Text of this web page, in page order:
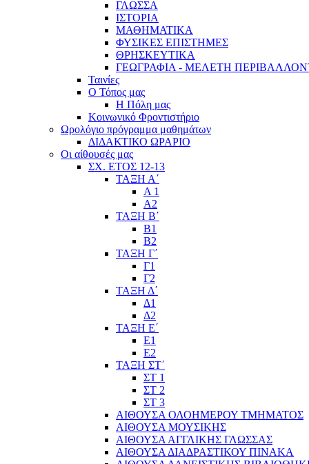
ΓΛΩΣΣΑ
ΙΣΤΟΡΙΑ
ΜΑΘΗΜΑΤΙΚΑ
ΦΥΣΙΚΕΣ ΕΠΙΣΤΗΜΕΣ
ΘΡΗΣΚΕΥΤΙΚΑ
ΓΕΩΓΡΑΦΙΑ - ΜΕΛΕΤΗ
Ταινίες
Ο Τόπος μας
Η Πόλη μας
Κοινωνικό Φροντιστήριο
Ωρολόγιο πρόγραμμα μαθημάτων
ΔΙΔΑΚΤΙΚΟ ΩΡΑΡΙΟ
Οι αίθουσές μας
ΣΧ. ΕΤΟΣ 12-13
ΤΑΞΗ Α΄
Α 1
Α2
ΤΑΞΗ Β΄
Β1
Β2
ΤΑΞΗ Γ΄
Γ1
Γ2
ΤΑΞΗ Δ΄
Δ1
Δ2
ΤΑΞΗ Ε΄
Ε1
Ε2
ΤΑΞΗ ΣΤ΄
ΣΤ 1
ΣΤ 2
ΣΤ 3
ΑΙΘΟΥΣΑ ΟΛΟΗΜΕΡΟΥ ΤΜΗΜΑΤΟΣ
ΑΙΘΟΥΣΑ ΜΟΥΣΙΚΗΣ
ΑΙΘΟΥΣΑ ΑΓΓΛΙΚΗΣ ΓΛΩΣΣΑΣ
ΑΙΘΟΥΣΑ ΔΙΑΔΡΑΣΤΙΚΟΥ ΠΙΝΑΚΑ